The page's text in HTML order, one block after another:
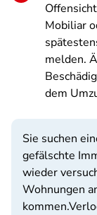
Mobiliar
melden.
dem
Sie suchen
gefälschte
wieder
Wohnungen